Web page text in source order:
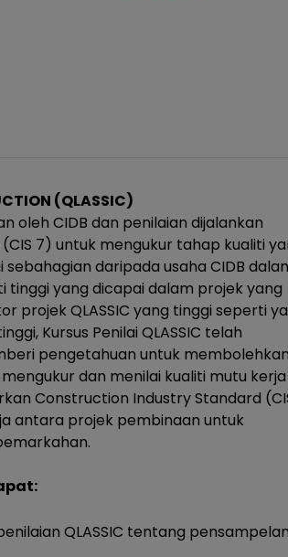
(QLASSIC)
oleh CIDB dan penilaian dijalankan
7) untuk mengukur tahap kualiti
daripada usaha CIDB
yang dicapai dalam projek yang
projek QLASSIC yang tinggi seperti
Kursus Penilai QLASSIC telah
pengetahuan untuk membolehkan
dan menilai kualiti mutu kerja
Construction Industry Standard
antara projek pembinaan untuk
QLASSIC tentang